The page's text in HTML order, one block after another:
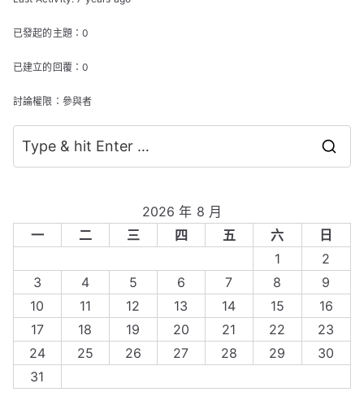
已發起的主題：0
已建立的回覆：0
討論權限：參與者
r
c
h
f
o
r
:
2026 年 8 月
一
二 三 四 五 六
日
1
2
3
4 5 6 7 8
9
10
11 12 13 14 15
16
17
18 19 20 21 22
23
24
25 26 27 28 29
30
31